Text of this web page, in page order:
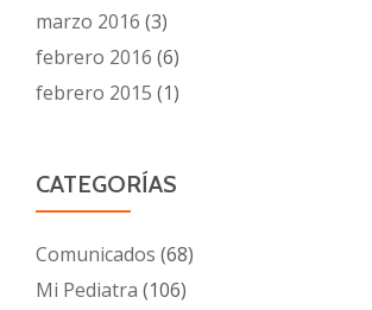
marzo 2016 (3)
febrero 2016 (6)
febrero 2015 (1)
CATEGORÍAS
Comunicados (68)
Mi Pediatra (106)